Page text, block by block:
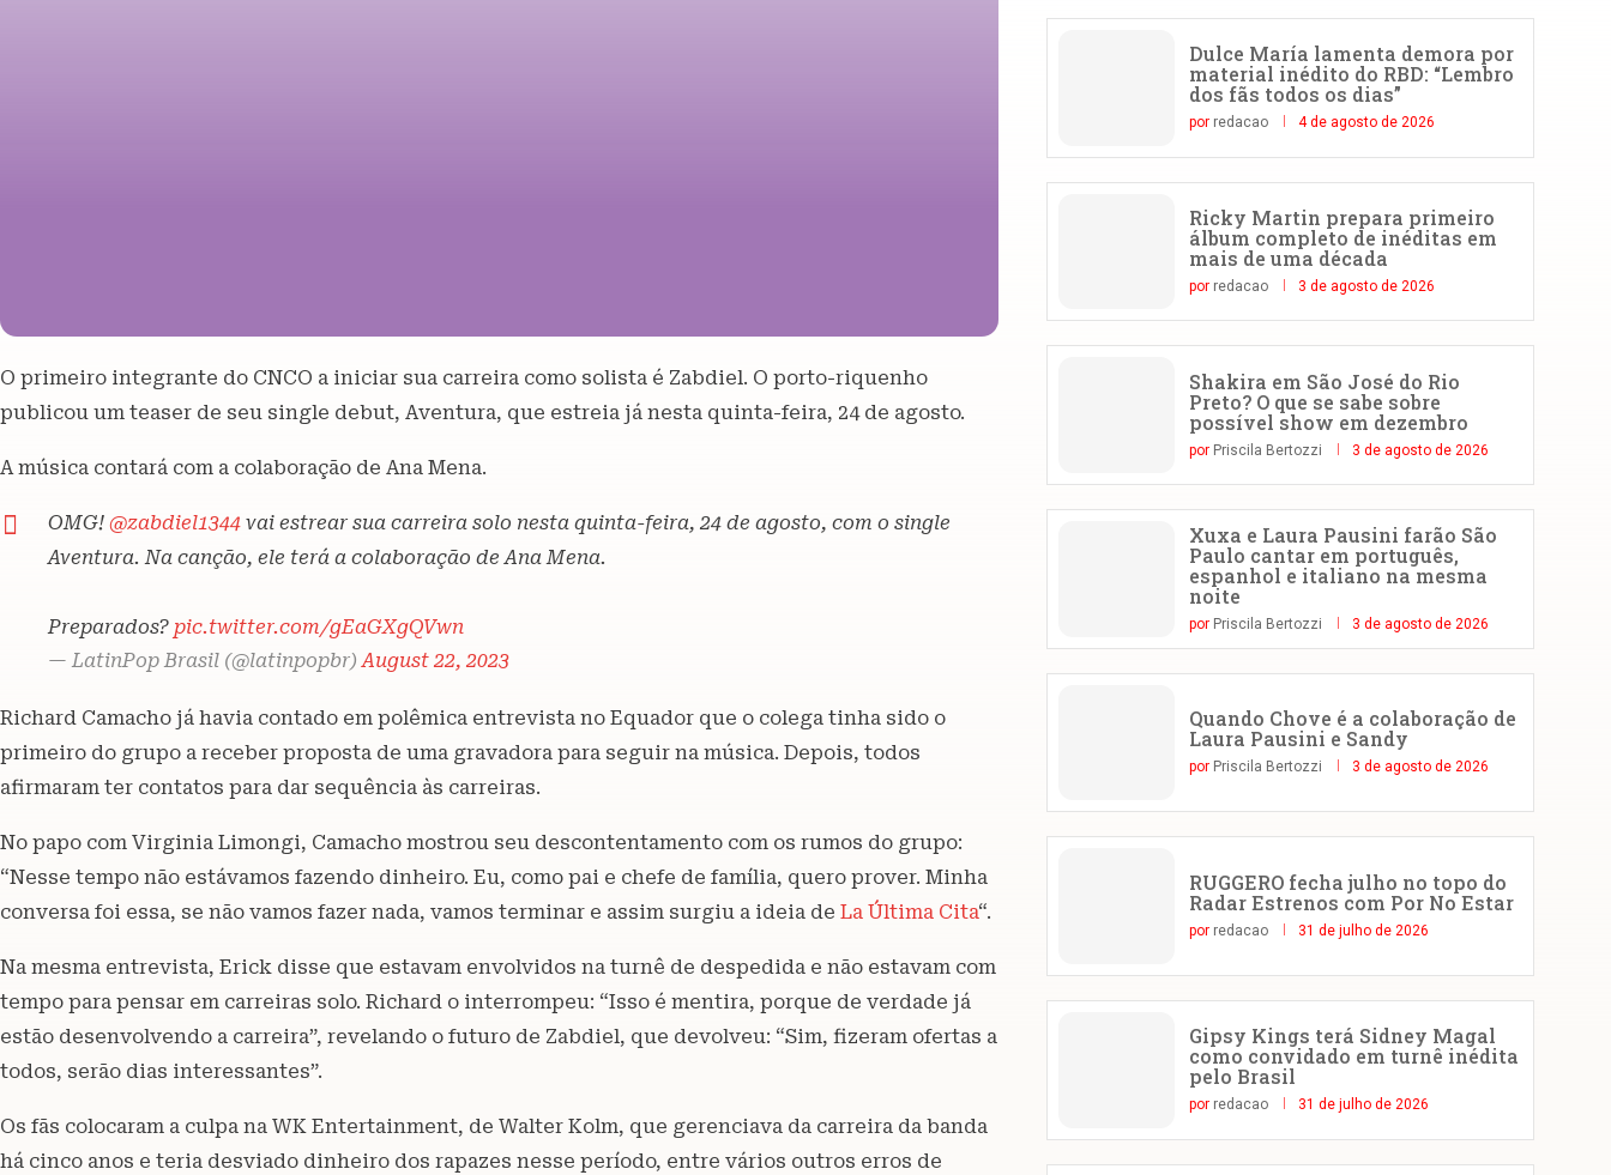
O primeiro integrante do CNCO a iniciar sua carreira como solista é Zabdiel. O porto-riquenho
publicou um teaser de seu single debut, Aventura, que estreia já nesta quinta-feira, 24 de agosto.
A música contará com a colaboração de Ana Mena.
OMG! @zabdiel1344 vai estrear sua carreira solo nesta quinta-feira, 24 de agosto, com o single
Aventura. Na canção, ele terá a colaboração de Ana Mena.
Preparados? pic.twitter.com/gEaGXgQVwn
— LatinPop Brasil (@latinpopbr)August 22, 2023
Richard Camacho já havia contado em polêmica entrevista no Equador que o colega tinha sido o
primeiro do grupo a receber proposta de uma gravadora para seguir na música. Depois, todos
afirmaram ter contatos para dar sequência às carreiras.
No papo com Virginia Limongi, Camacho mostrou seu descontentamento com os rumos do grupo:
“Nesse tempo não estávamos fazendo dinheiro. Eu, como pai e chefe de família, quero prover. Minha
conversa foi essa, se não vamos fazer nada, vamos terminar e assim surgiu a ideia de La Última Cita“.
Na mesma entrevista, Erick disse que estavam envolvidos na turnê de despedida e não estavam com
tempo para pensar em carreiras solo. Richard o interrompeu: “Isso é mentira, porque de verdade já
estão desenvolvendo a carreira”, revelando o futuro de Zabdiel, que devolveu: “Sim, fizeram ofertas a
todos, serão dias interessantes”.
Os fãs colocaram a culpa na WK Entertainment, de Walter Kolm, que gerenciava da carreira da banda
há cinco anos e teria desviado dinheiro dos rapazes nesse período, entre vários outros erros de
Dulce María lamenta demora por
material inédito do RBD: “Lembro
dos fãs todos os dias”
por redacao 4 de agosto de 2026
Ricky Martin prepara primeiro
álbum completo de inéditas em
mais de uma década
por redacao 3 de agosto de 2026
Shakira em São José do Rio
Preto? O que se sabe sobre
possível show em dezembro
por Priscila Bertozzi 3 de agosto de 2026
Xuxa e Laura Pausini farão São
Paulo cantar em português,
espanhol e italiano na mesma
noite
por Priscila Bertozzi 3 de agosto de 2026
Quando Chove é a colaboração de
Laura Pausini e Sandy
por Priscila Bertozzi 3 de agosto de 2026
RUGGERO fecha julho no topo do
Radar Estrenos com Por No Estar
por redacao 31 de julho de 2026
Gipsy Kings terá Sidney Magal
como convidado em turnê inédita
pelo Brasil
por redacao 31 de julho de 2026